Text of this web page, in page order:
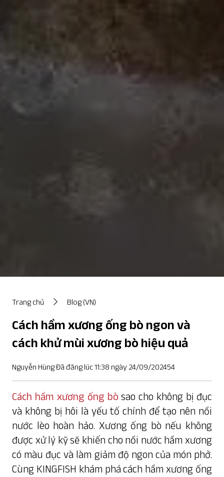
Trang chủ Blog (VN)
Cách hầm xương ống bò ngon và
cách khử mùi xương bò hiệu quả
Nguyễn Hùng Đã đăng lúc 11:38 ngày 24/09/202454
Cách hầm xương ống bò sao cho không bị đục
và không bị hôi là yếu tố chính để tạo nên nồi
nước lèo hoàn hảo. Xương ống bò nếu không
được xử lý kỹ sẽ khiến cho nồi nước hầm xương
có màu đục và làm giảm độ ngon của món phở.
Cùng KINGFISH khám phá cách hầm xương ống